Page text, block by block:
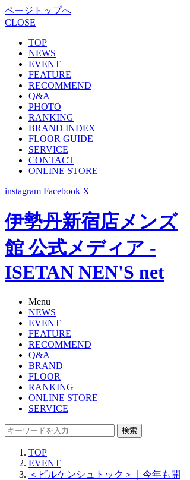
ページトップへ
CLOSE
TOP
NEWS
EVENT
FEATURE
RECOMMEND
Q&A
PHOTO
RANKING
BRAND INDEX
FLOOR GUIDE
SERVICE
CONTACT
ONLINE STORE
instagram Facebook X
伊勢丹新宿店メンズ
館 公式メディア -
ISETAN NEN'S net
Menu
NEWS
EVENT
FEATURE
RECOMMEND
Q&A
BRAND
FLOOR
RANKING
ONLINE STORE
SERVICE
検索
TOP
EVENT
＜ビルケンシュトック＞｜今年も開